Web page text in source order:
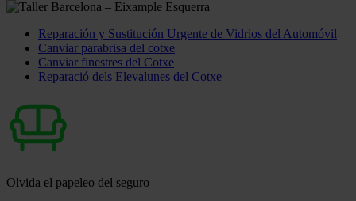
Reparación y Sustitución Urgente de Vidrios del Automóvil
Canviar parabrisa del cotxe
Canviar finestres del Cotxe
Reparació dels Elevalunes del Cotxe
Olvida el papeleo del seguro